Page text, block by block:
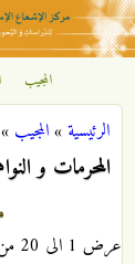
المجيب
أنت هنا
الرئيسية»المجيب »
المحرمات و
عرض 1 الى 20 من 97